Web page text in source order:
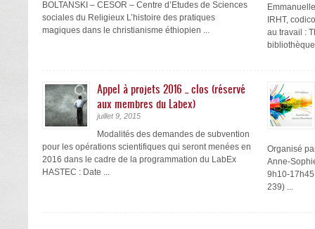
BOLTANSKI – CESOR – Centre d’Etudes de Sciences
sociales du Religieux L’histoire des pratiques
magiques dans le christianisme éthiopien ...
IRHT,
au travail :
Appel à projets 2016 _ clos (réservé
aux membres du Labex)
juillet 9, 2015
Modalités des demandes de subvention
pour les opérations scientifiques qui seront menées en
2016 dans le cadre de la programmation du LabEx
HASTEC : Date ...
Organisé
Anne-
9h10-
239) ...